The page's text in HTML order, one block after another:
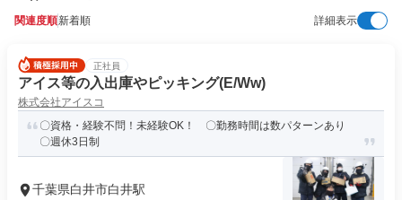
関連度順新着順 詳細表示
正社員
アイス等の入出庫やピッキング(E/Ww)
株式会社アイスコ
〇資格・経験不問！未経験OK！ 〇勤務時間は数パターンあり
〇週休3日制
千葉県白井市白井駅